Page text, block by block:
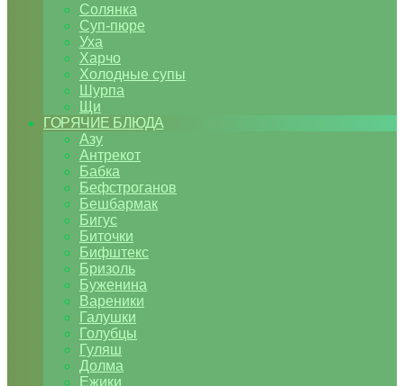
Солянка
Суп-пюре
Уха
Харчо
Холодные супы
Шурпа
Щи
ГОРЯЧИЕ БЛЮДА
Азу
Антрекот
Бабка
Бефстроганов
Бешбармак
Бигус
Биточки
Бифштекс
Бризоль
Буженина
Вареники
Галушки
Голубцы
Гуляш
Долма
Ежики